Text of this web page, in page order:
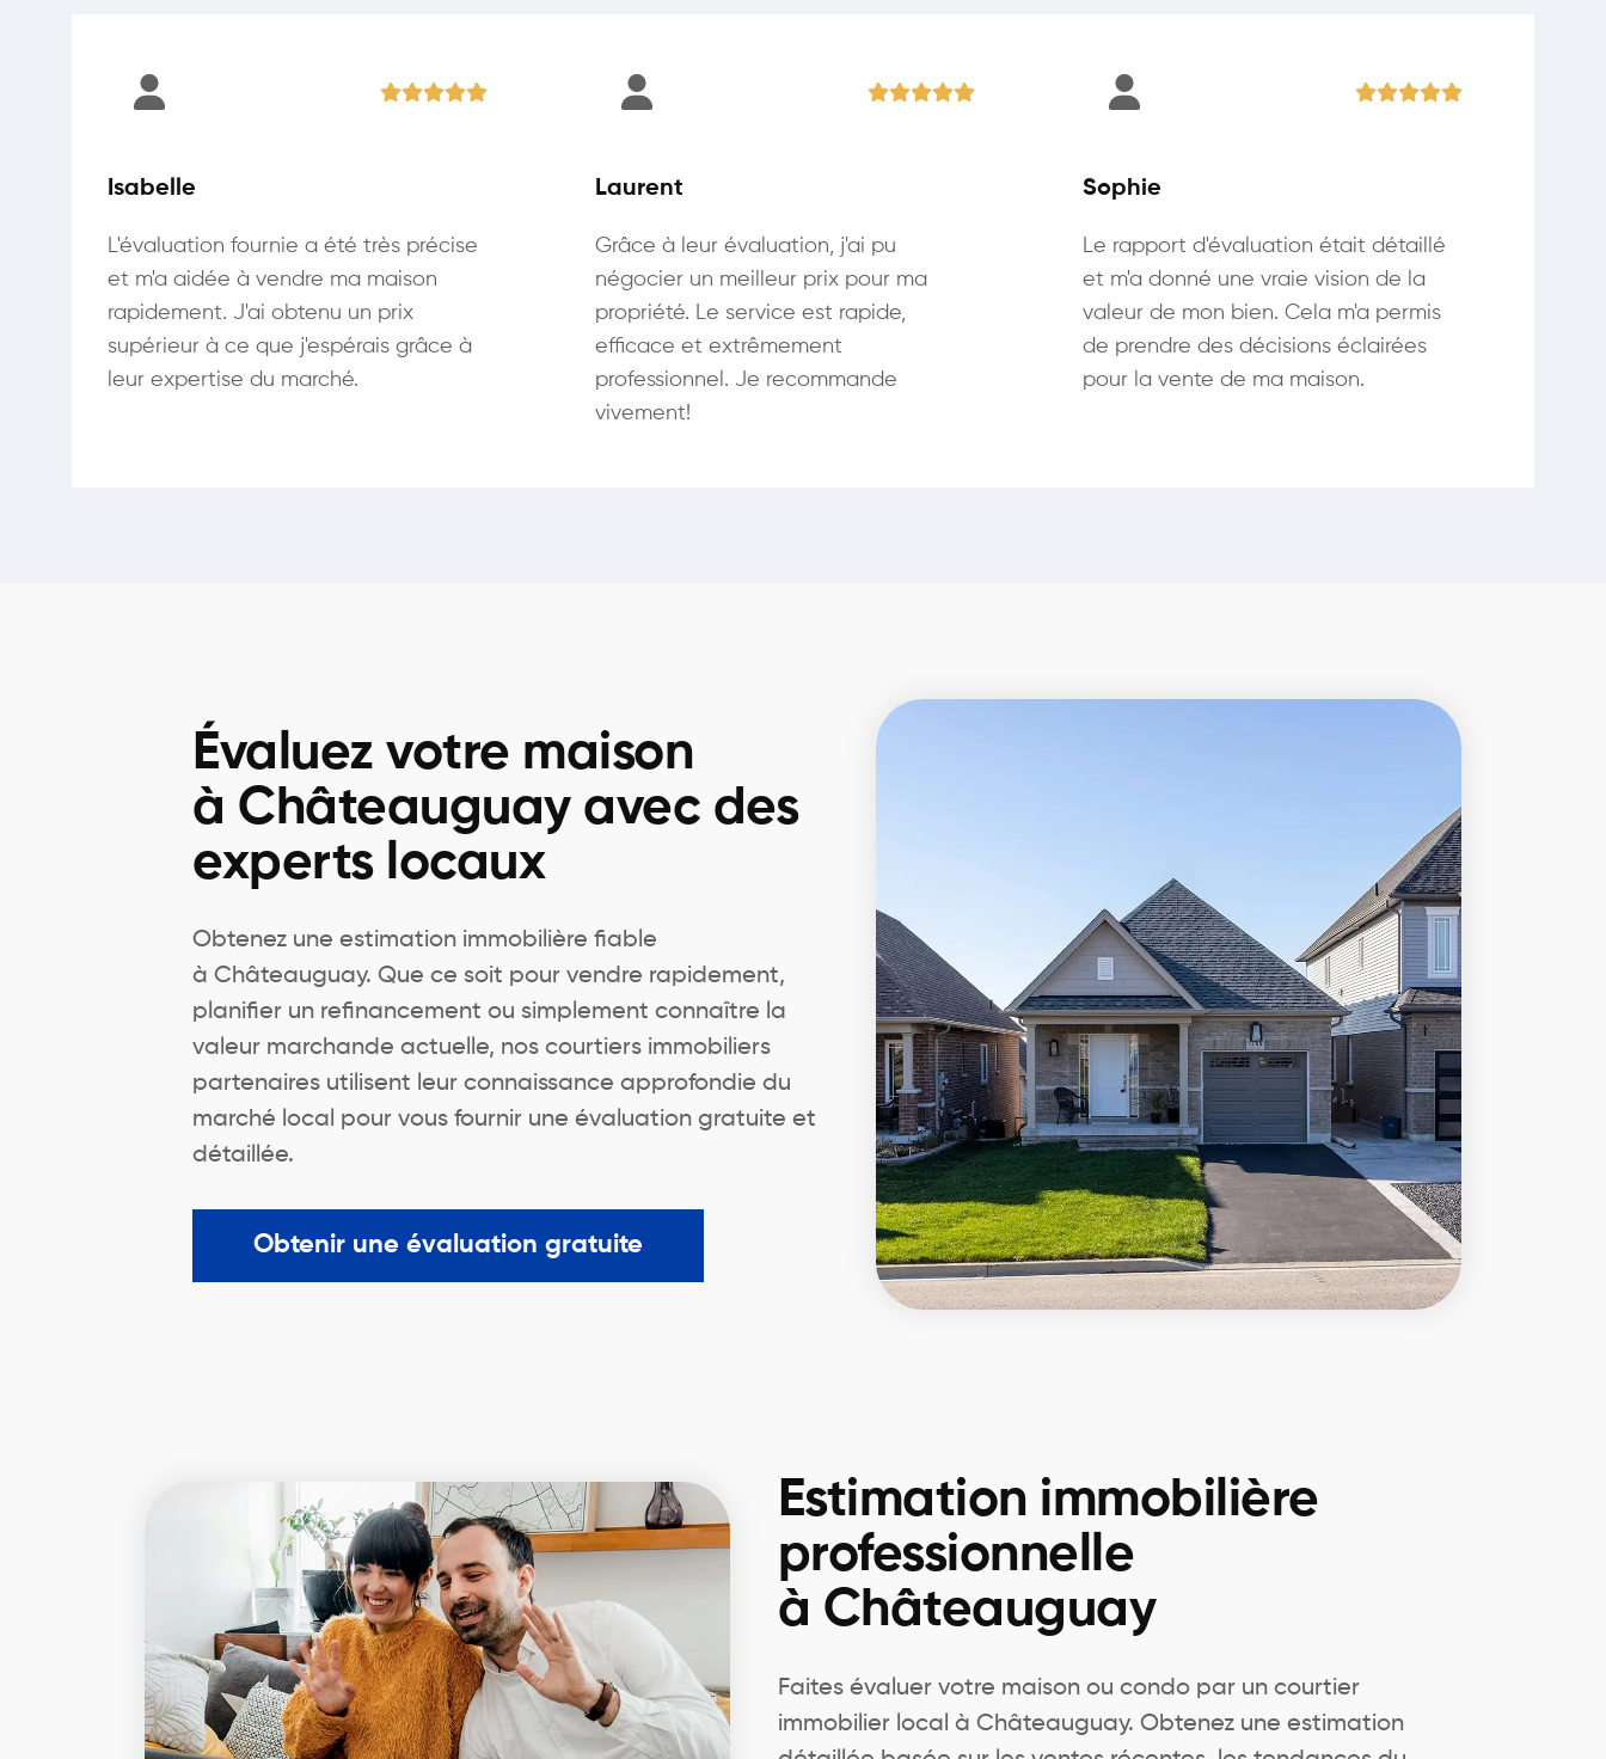
Isabelle
L'évaluation fournie a été très précise
et m'a aidée à vendre ma maison
rapidement. J'ai obtenu un prix
supérieur à ce que j'espérais grâce à
leur expertise du marché.
Laurent
Grâce à leur évaluation, j'ai pu
négocier un meilleur prix pour ma
propriété. Le service est rapide,
efficace et extrêmement
professionnel. Je recommande
vivement!
Sophie
Le rapport d'évaluation était détaillé
et m'a donné une vraie vision de la
valeur de mon bien. Cela m'a permis
de prendre des décisions éclairées
pour la vente de ma maison.
Évaluez votre maison
à Châteauguay avec des
experts locaux
Obtenez une estimation immobilière fiable
à Châteauguay. Que ce soit pour vendre rapidement,
planifier un refinancement ou simplement connaître la
valeur marchande actuelle, nos courtiers immobiliers
partenaires utilisent leur connaissance approfondie du
marché local pour vous fournir une évaluation gratuite et
détaillée.
Obtenir une évaluation gratuite
Estimation immobilière
professionnelle
à Châteauguay
Faites évaluer votre maison ou condo par un courtier
immobilier local à Châteauguay. Obtenez une estimation